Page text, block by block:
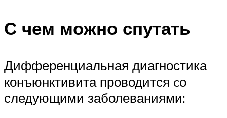
С чем можно спутать
Дифференциальная диагностика
конъюнктивита проводится cо
следующими заболеваниями: